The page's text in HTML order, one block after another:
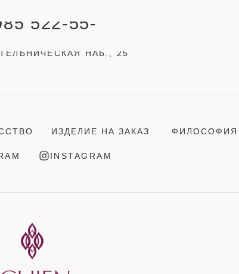
522-55-
ИЗДЕЛИЕ НА ЗАКАЗ ФИЛОСОФИЯ
INSTAGRAM
НАБ., 25